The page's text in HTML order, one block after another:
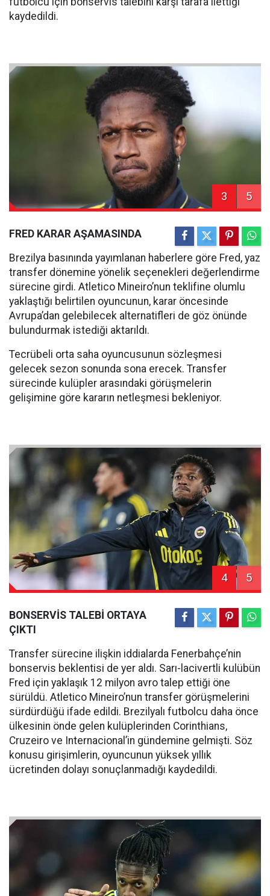
kaydedildi.
3 5
FRED KARAR AŞAMASINDA
Brezilya basınında yayımlanan haberlere göre Fred, yaz
transfer dönemine yönelik seçenekleri değerlendirme
sürecine girdi. Atletico Mineiro’nun teklifine olumlu
yaklaştığı belirtilen oyuncunun, karar öncesinde
Avrupa’dan gelebilecek alternatifleri de göz önünde
bulundurmak istediği aktarıldı.
Tecrübeli orta saha oyuncusunun sözleşmesi
gelecek sezon sonunda sona erecek. Transfer
sürecinde kulüpler arasındaki görüşmelerin
gelişimine göre kararın netleşmesi bekleniyor.
4 5
BONSERVİS TALEBİ ORTAYA
ÇIKTI
Transfer sürecine ilişkin iddialarda Fenerbahçe’nin
bonservis beklentisi de yer aldı. Sarı-lacivertli kulübün
Fred için yaklaşık 12 milyon avro talep ettiği öne
sürüldü. Atletico Mineiro’nun transfer görüşmelerini
sürdürdüğü ifade edildi. Brezilyalı futbolcu daha önce
ülkesinin önde gelen kulüplerinden Corinthians,
Cruzeiro ve Internacional’in gündemine gelmişti. Söz
konusu girişimlerin, oyuncunun yüksek yıllık
ücretinden dolayı sonuçlanmadığı kaydedildi.